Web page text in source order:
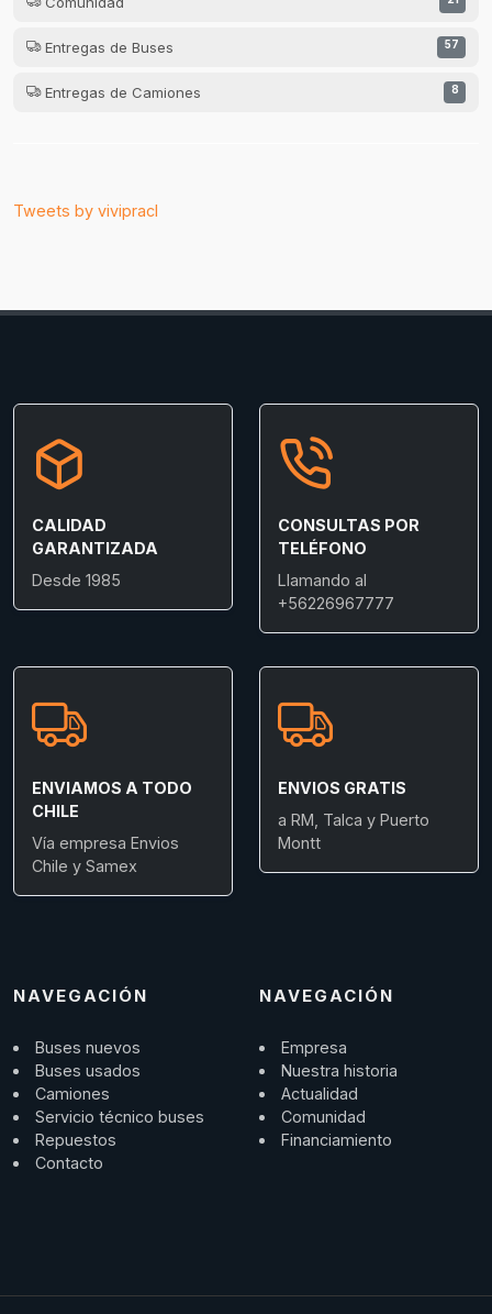
Entregas de Buses 57
Entregas de Camiones 8
Tweets by vivipracl
CALIDAD
GARANTIZADA
Desde 1985
CONSULTAS POR
TELÉFONO
Llamando al
+56226967777
ENVIAMOS A TODO
CHILE
Vía empresa Envios
Chile y Samex
ENVIOS GRATIS
a RM, Talca y Puerto
Montt
NAVEGACIÓN
Buses nuevos
Buses usados
Camiones
Servicio técnico buses
Repuestos
Contacto
NAVEGACIÓN
Empresa
Nuestra historia
Actualidad
Comunidad
Financiamiento